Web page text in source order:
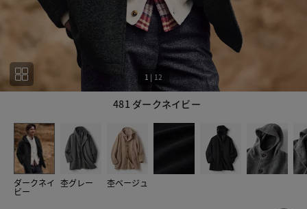
481 ダークネイビー
1 | 12
ダークネイ
ビー
杢グレー 杢ベージュ
12
この商品をシェアする